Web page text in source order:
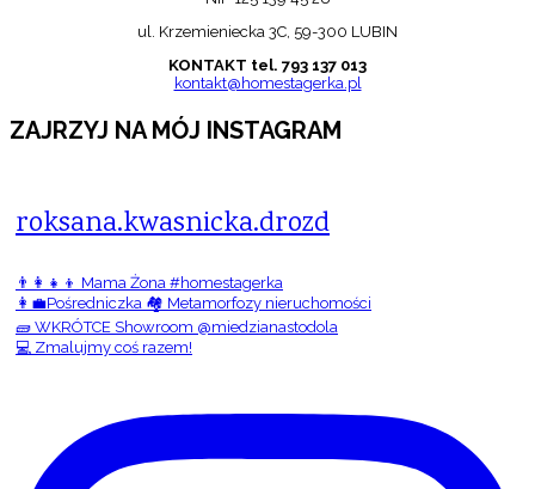
ul. Krzemieniecka 3C, 59-300 LUBIN
KONTAKT tel. 793 137 013
kontakt@homestagerka.pl
ZAJRZYJ NA MÓJ INSTAGRAM
roksana.kwasnicka.drozd
👨‍👩‍👧‍👦 Mama Żona #homestagerka
👩‍💼Pośredniczka 🏘️ Metamorfozy nieruchomości
🧱 WKRÓTCE Showroom @miedzianastodola
💻 Zmalujmy coś razem!